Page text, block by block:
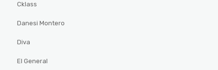
Cklass
Danesi Montero
Diva
El General